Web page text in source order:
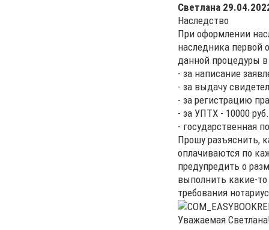
Светлана
Наследство
При оформлении
наследника первой
данной процедуры
- за написание
- за выдачу
- за регистрацию
- за УПТХ - 10000
- государственная
Прошу разъяснить,
оплачиваются по
предупредить о
выполнить какие-
требования
Уважаемая